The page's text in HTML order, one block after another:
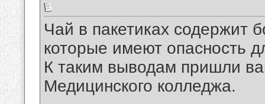
Чай в пакетиках содержит
которые имеют опасность
К таким выводам пришли
Медицинского колледжа.